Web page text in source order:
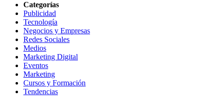
Categorías
Publicidad
Tecnología
Negocios y Empresas
Redes Sociales
Medios
Marketing Digital
Eventos
Marketing
Cursos y Formación
Tendencias